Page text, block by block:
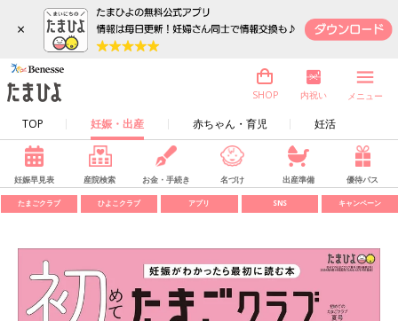
×
TOP 妊娠・出産 赤ちゃん・育児 妊活
SHOP 内祝い メニュー
妊娠早見表 産院検索 お金・手続き 名づけ 出産準備 優待パス
たまごクラブ ひよこクラブ アプリ SNS キャンペーン